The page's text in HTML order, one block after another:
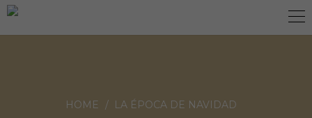
HOME LA ÉPOCA DE NAVIDAD